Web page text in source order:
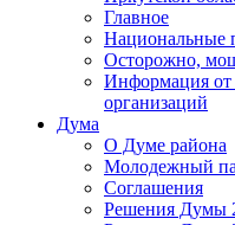
Главное
Национальные
Осторожно,
Информация от
организаций
Дума
О Думе района
Молодежный
Соглашения
Решения Думы